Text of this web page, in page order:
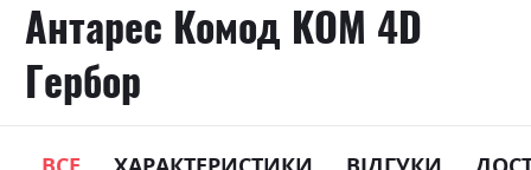
Антарес Комод KOM 4D
Гербор